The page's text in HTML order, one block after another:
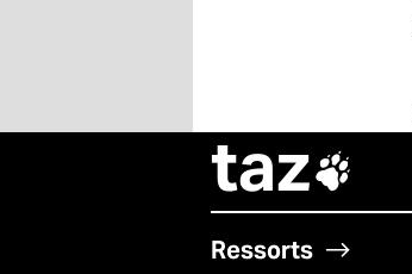
abo
epaper login
taz
Ressorts